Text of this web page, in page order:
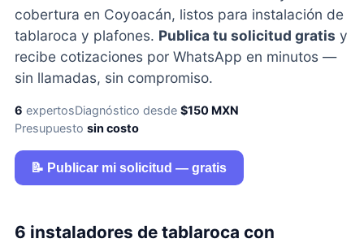
cobertura en Coyoacán, listos para instalación de
tablaroca y plafones. Publica tu solicitud gratis y
recibe cotizaciones por WhatsApp en minutos —
sin llamadas, sin compromiso.
6 expertosDiagnóstico desde $150 MXN
Presupuesto sin costo
📝 Publicar mi solicitud — gratis
6 instaladores de tablaroca con